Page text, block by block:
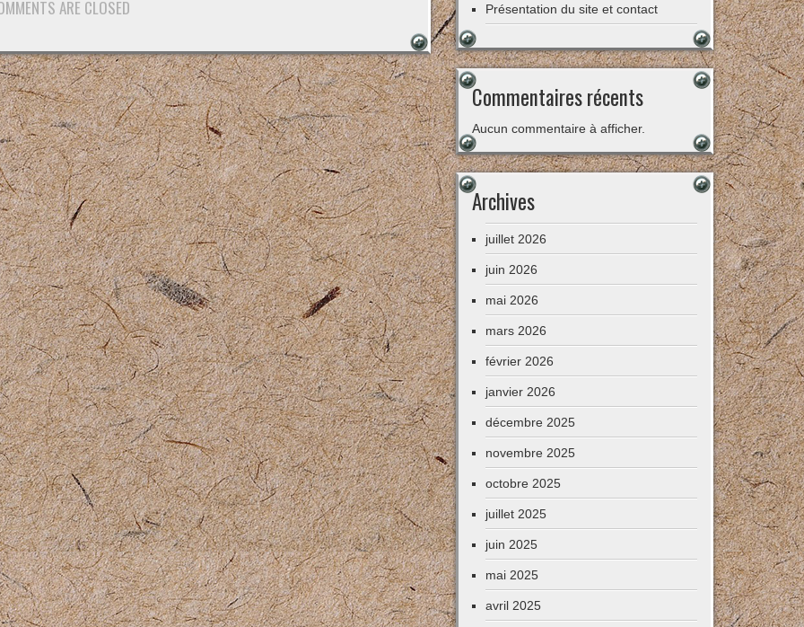
ARE CLOSED Présentation du site et contact
Commentaires récents
Aucun commentaire à afficher.
Archives
juillet 2026
juin 2026
mai 2026
mars 2026
février 2026
janvier 2026
décembre 2025
novembre 2025
octobre 2025
juillet 2025
juin 2025
mai 2025
avril 2025